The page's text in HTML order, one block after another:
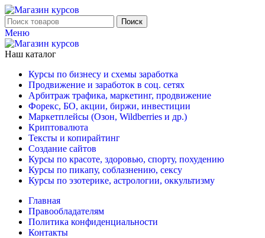
Поиск
Меню
Наш каталог
Курсы по бизнесу и схемы заработка
Продвижение и заработок в соц. сетях
Арбитраж трафика, маркетинг, продвижение
Форекс, БО, акции, биржи, инвестиции
Маркетплейсы (Озон, Wildberries и др.)
Криптовалюта
Тексты и копирайтинг
Создание сайтов
Курсы по красоте, здоровью, спорту, похудению
Курсы по пикапу, соблазнению, сексу
Курсы по эзотерике, астрологии, оккультизму
Главная
Правообладателям
Политика конфиденциальности
Контакты